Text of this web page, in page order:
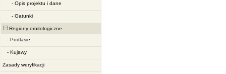
- Opis projektu i dane
- Gatunki
Regiony ornitologiczne
- Podlasie
- Kujawy
Zasady weryfikacji